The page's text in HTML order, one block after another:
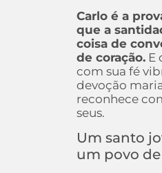
Carlo é a
que a
coisa de
de coração. E
com sua fé
devoção
reconhece
seus.
Um santo
um povo